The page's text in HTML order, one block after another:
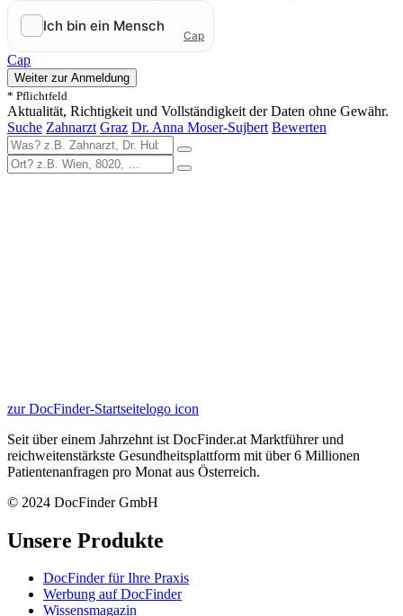
Cap
Weiter zur Anmeldung
* Pflichtfeld
Aktualität, Richtigkeit und Vollständigkeit der Daten ohne Gewähr.
Suche Zahnarzt Graz Dr. Anna Moser-Sujbert Bewerten
zur DocFinder-Startseitelogo icon
Seit über einem Jahrzehnt ist DocFinder.at Marktführer und
reichweitenstärkste Gesundheitsplattform mit über 6 Millionen
Patientenanfragen pro Monat aus Österreich.
© 2024 DocFinder GmbH
Unsere Produkte
DocFinder für Ihre Praxis
Werbung auf DocFinder
Wissensmagazin